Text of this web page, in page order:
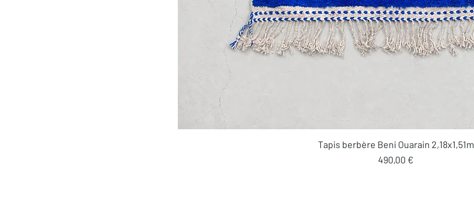
Aperçu rapide
Tapis berbère Beni Ouarain 2,18x1,51m
Prix
490,00 €